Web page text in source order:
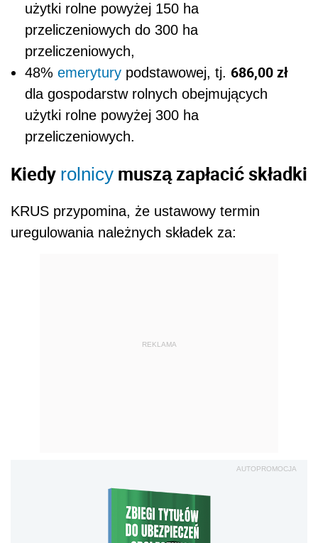
użytki rolne powyżej 150 ha
przeliczeniowych do 300 ha
przeliczeniowych,
48% emerytury podstawowej, tj. 686,00 zł
dla gospodarstw rolnych obejmujących
użytki rolne powyżej 300 ha
przeliczeniowych.
Kiedy rolnicy muszą zapłacić składki
KRUS przypomina, że ustawowy termin
uregulowania należnych składek za:
REKLAMA
AUTOPROMOCJA